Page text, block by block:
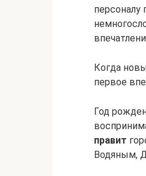
персоналу
Когда
первое
Год
правит
Водяным,